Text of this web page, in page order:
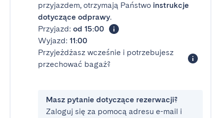
przyjazdem, otrzymają Państwo instrukcje
dotyczące odprawy.
Przyjazd: od 15:00
Wyjazd: 11:00
Przyjeżdżasz wcześnie i potrzebujesz
przechować bagaż?
Masz pytanie dotyczące rezerwacji?
Zaloguj się za pomocą adresu e-mail i